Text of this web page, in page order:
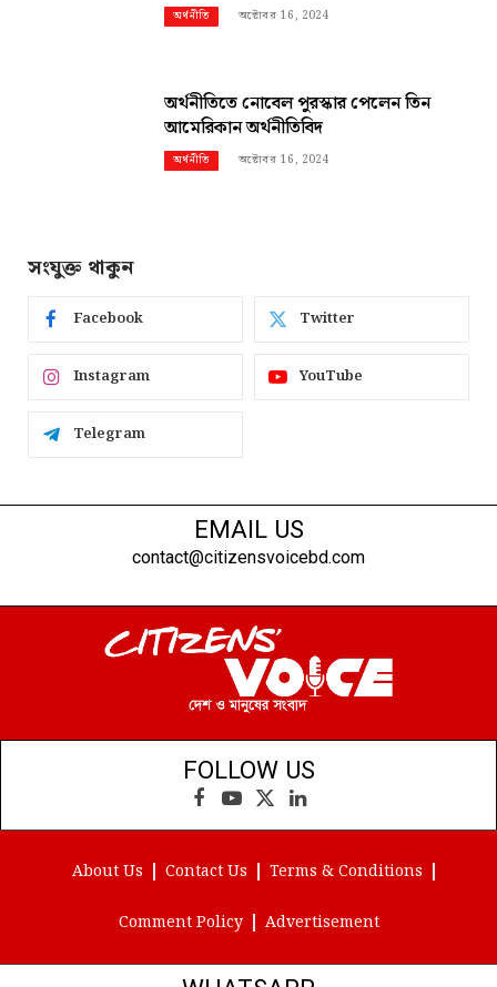
অর্থনীতি অক্টোবর 16, 2024
অর্থনীতিতে নোবেল পুরস্কার পেলেন তিন
আমেরিকান অর্থনীতিবিদ
অর্থনীতি অক্টোবর 16, 2024
সংযুক্ত থাকুন
Facebook Twitter
Instagram YouTube
Telegram
EMAIL US
contact@citizensvoicebd.com
FOLLOW US
Facebook
YouTube
X
(Twitter)
LinkedIn
About Us Contact Us Terms & Conditions
Comment Policy Advertisement